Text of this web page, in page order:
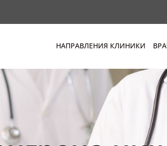
НАПРАВЛЕНИЯ КЛИНИКИ